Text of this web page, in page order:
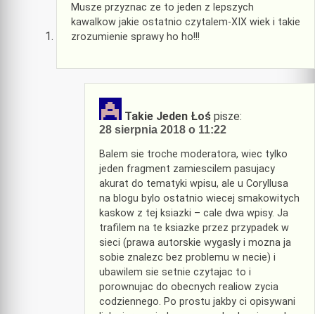
Musze przyznac ze to jeden z lepszych
kawalkow jakie ostatnio czytalem-XIX wiek i takie
zrozumienie sprawy ho ho!!!
Takie Jeden Łoś pisze:
28 sierpnia 2018 o 11:22
Balem sie troche moderatora, wiec tylko
jeden fragment zamiescilem pasujacy
akurat do tematyki wpisu, ale u Coryllusa
na blogu bylo ostatnio wiecej smakowitych
kaskow z tej ksiazki – cale dwa wpisy. Ja
trafilem na te ksiazke przez przypadek w
sieci (prawa autorskie wygasly i mozna ja
sobie znalezc bez problemu w necie) i
ubawilem sie setnie czytajac to i
porownujac do obecnych realiow zycia
codziennego. Po prostu jakby ci opisywani